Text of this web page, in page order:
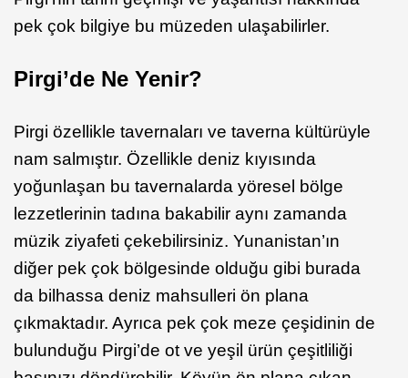
pek çok bilgiye bu müzeden ulaşabilirler.
Pirgi’de Ne Yenir?
Pirgi özellikle tavernaları ve taverna kültürüyle
nam salmıştır. Özellikle deniz kıyısında
yoğunlaşan bu tavernalarda yöresel bölge
lezzetlerinin tadına bakabilir aynı zamanda
müzik ziyafeti çekebilirsiniz. Yunanistan’ın
diğer pek çok bölgesinde olduğu gibi burada
da bilhassa deniz mahsulleri ön plana
çıkmaktadır. Ayrıca pek çok meze çeşidinin de
bulunduğu Pirgi’de ot ve yeşil ürün çeşitliliği